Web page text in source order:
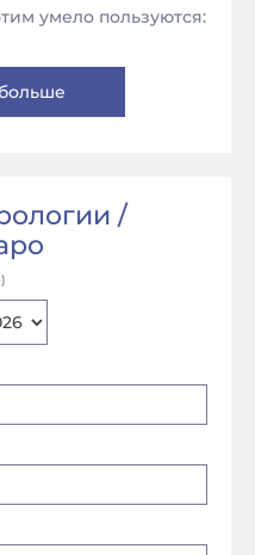
умело пользуются:
/